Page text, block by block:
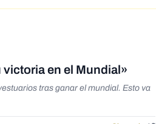
en el Mundial»
tras ganar el mundial. Esto va